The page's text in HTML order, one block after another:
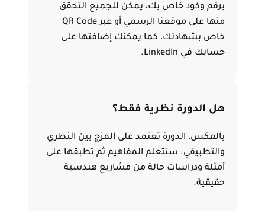
برقم وكود خاص بك، يمكن للجميع التحقق
منها على موقعنا الرسمي أو عبر QR Code
خاص بشهادتك، كما يمكنك إضافتها على
حسابك في LinkedIn.
هل الدورة نظرية فقط؟
بالعكس، الدورة تعتمد على المزج بين النظري
والتطبيقي. ستتعلم المفاهيم ثم تطبقها على
أمثلة ودراسات حالة من مشاريع هندسية
حقيقية.